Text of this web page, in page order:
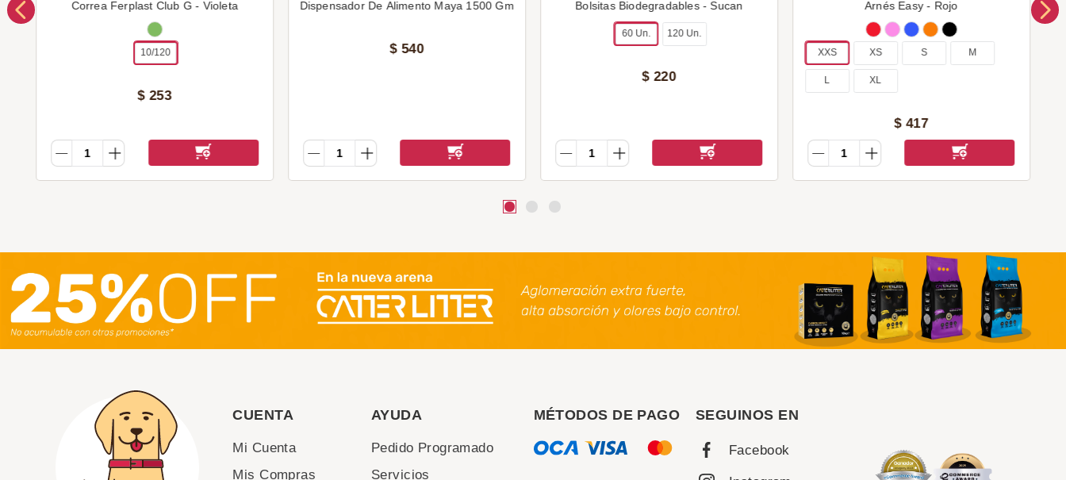
Correa Ferplast Club G - Violeta
10/120
$ 253
Dispensador De Alimento Maya 1500 Gm
$ 540
Bolsitas Biodegradables - Sucan
60 Un. 120 Un.
$ 220
Arnés Easy - Rojo
XXS XS S M
L XL
$ 417
CUENTA
Mi Cuenta
Mis Compras
AYUDA
Pedido Programado
Servicios
MÉTODOS DE PAGO SEGUINOS EN
Facebook